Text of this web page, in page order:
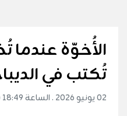
الأُخوّة عندما
تُكتب في
02 يونيو 2026 . الساعة 18:49 بتوقيت مسقط